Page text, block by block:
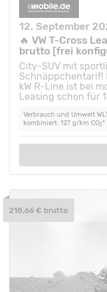
12. September
🔥 VW T-Cross
brutto [frei
City-SUV mit
Schnäppchentarif!
kW R-Line ist bei
Leasing schon für
Verbrauch und Umwelt
kombiniert: 127 g/km CO2*
218,66 € brutto